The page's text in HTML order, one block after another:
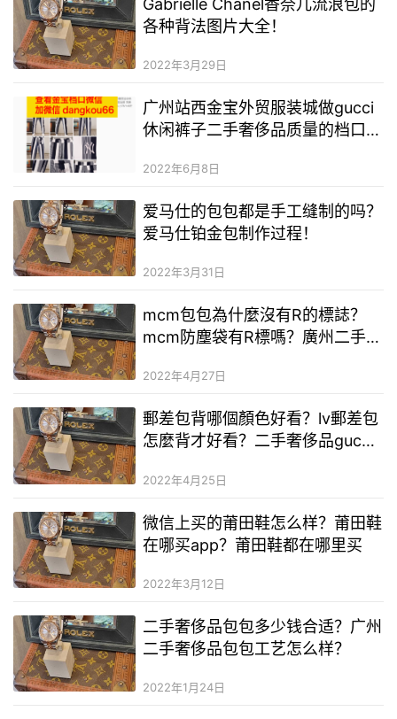
各种背法图片大全！
2022年3月29日
广州站西金宝外贸服装城做gucci
休闲裤子二手奢侈品质量的档口有
2022年6月8日
爱马仕的包包都是手工缝制的吗？
爱马仕铂金包制作过程！
2022年3月31日
mcm包包為什麼沒有R的標誌？
mcm防塵袋有R標嗎？廣州二手奢
2022年4月27日
郵差包背哪個顏色好看？lv郵差包
怎麼背才好看？二手奢侈品gucci
2022年4月25日
微信上买的莆田鞋怎么样？莆田鞋
在哪买app？莆田鞋都在哪里买
2022年3月12日
二手奢侈品包包多少钱合适？广州
二手奢侈品包包工艺怎么样？
2022年1月24日